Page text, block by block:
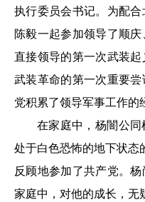
执行委员会书记。为配合
陈毅一起参加领导了顺
直接领导的第一次武装
武装革命的第一次重要
党积累了领导军事工作的
在家庭中，杨闇公
处于白色恐怖的地下状态
反顾地参加了共产党。
家庭中，对他的成长，无